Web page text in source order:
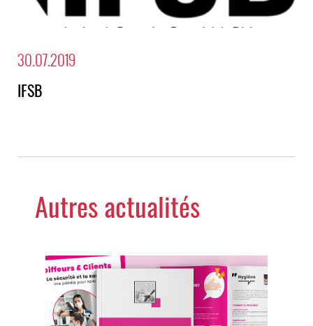
30.07.2019
IFSB
Autres actualités